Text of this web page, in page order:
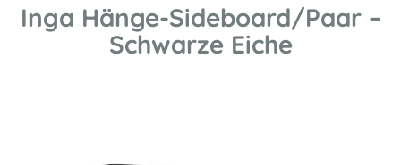
Inga Hänge-Sideboard/Paar –
Schwarze Eiche